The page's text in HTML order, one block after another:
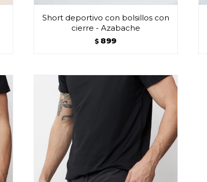
Short deportivo con bolsillos con
cierre - Azabache
$ 899